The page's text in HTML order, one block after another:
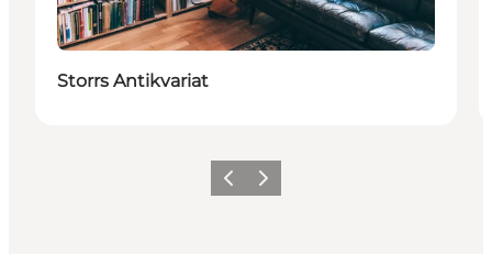
Storrs Antikvariat
Precedente
Avanti